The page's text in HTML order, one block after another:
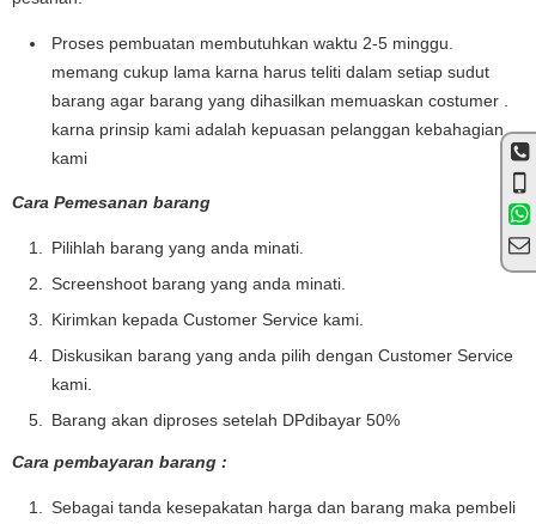
Proses pembuatan membutuhkan waktu 2-5 minggu.
memang cukup lama karna harus teliti dalam setiap sudut
barang agar barang yang dihasilkan memuaskan costumer .
karna prinsip kami adalah kepuasan pelanggan kebahagian
kami
Cara Pemesanan barang
Pilihlah barang yang anda minati.
Screenshoot barang yang anda minati.
Kirimkan kepada Customer Service kami.
Diskusikan barang yang anda pilih dengan Customer Service
kami.
Barang akan diproses setelah DPdibayar 50%
Cara pembayaran barang :
Sebagai tanda kesepakatan harga dan barang maka pembeli